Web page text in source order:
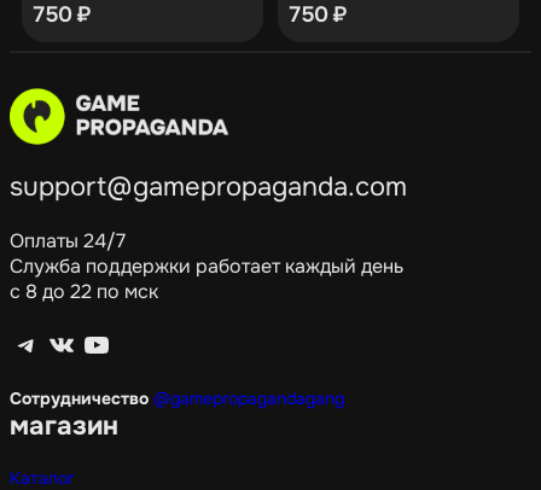
750₽
750₽
support@gamepropaganda.com
Оплаты 24/7
Служба поддержки работает каждый день
с 8 до 22 по мск
Telegram ВКонтакте YouTube
Сотрудничество @gamepropagandagang
магазин
Каталог